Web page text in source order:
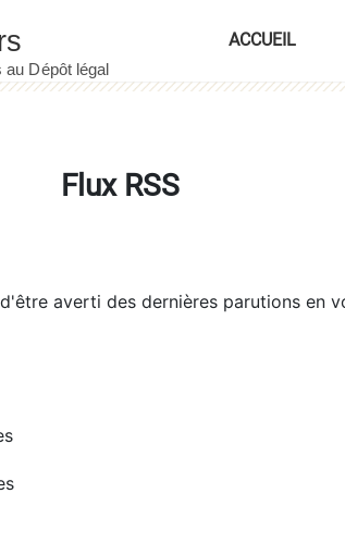
ACCUEIL
Flux RSS
averti des dernières parutions en